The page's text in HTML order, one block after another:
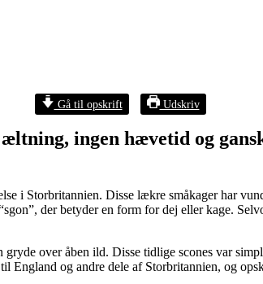
Gå til opskrift Udskriv
ingen hævetid og
i Storbritannien. Disse lækre småkager har
der betyder en form for dej eller kage.
over åben ild. Disse tidlige scones var
England og andre dele af Storbritannien, og